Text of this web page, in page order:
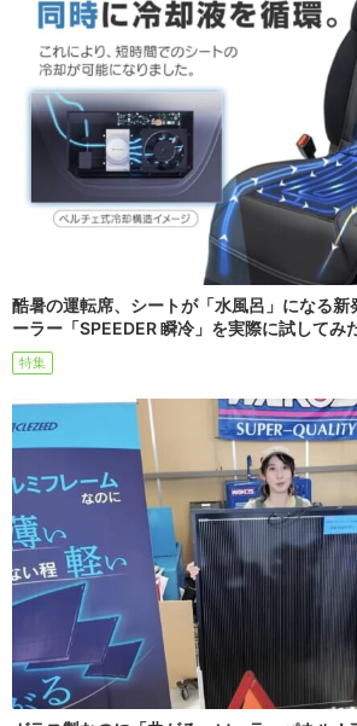
酷暑の運転席、シートが「水風呂」になる新
ーラー「SPEEDER 瞬冷」を実際に試してみ
特集